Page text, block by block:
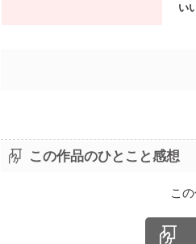
い
この作品のひとこと感想
こ